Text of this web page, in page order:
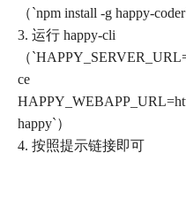
（`npm install -g happy-
3. 运行 happy-cli
（
ce
happy`）
4. 按照提示链接即可